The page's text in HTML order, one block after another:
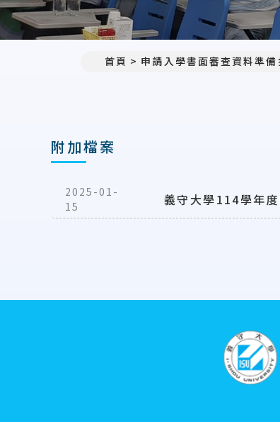
首頁 申請入學書面審查資料準備
附加檔案
2025-01-
15
義守大學114學年